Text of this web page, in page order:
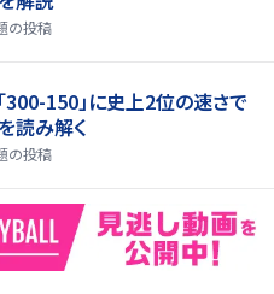
の投稿
300-150」に史上2位の速さで
読み解く
の投稿